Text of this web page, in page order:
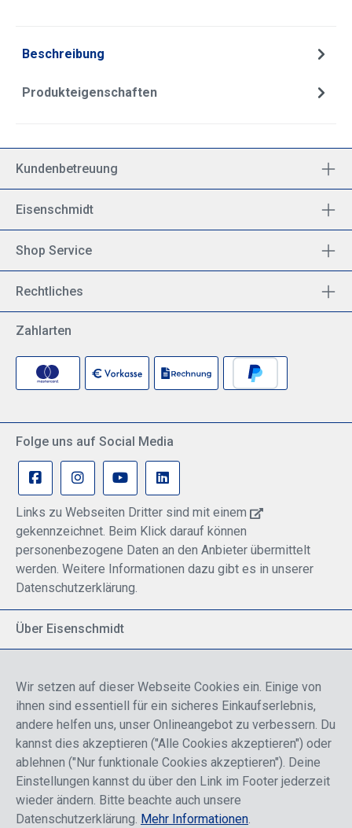
Beschreibung
Produkteigenschaften
Kundenbetreuung
Eisenschmidt
Shop Service
Rechtliches
Zahlarten
Folge uns auf Social Media
Links zu Webseiten Dritter sind mit einem
gekennzeichnet. Beim Klick darauf können
personenbezogene Daten an den Anbieter übermittelt
werden. Weitere Informationen dazu gibt es in unserer
Datenschutzerklärung.
Über Eisenschmidt
Breite Palette von Luftfahrtprodukten
Fokus auf Pilotenausbildung
Sicher einkaufen
Wir setzen auf dieser Webseite Cookies ein. Einige von
ihnen sind essentiell für ein sicheres Einkaufserlebnis,
andere helfen uns, unser Onlineangebot zu verbessern. Du
kannst dies akzeptieren ("Alle Cookies akzeptieren") oder
ablehnen ("Nur funktionale Cookies akzeptieren"). Deine
Einstellungen kannst du über den Link im Footer jederzeit
wieder ändern. Bitte beachte auch unsere
Datenschutzerklärung. Mehr Informationen.